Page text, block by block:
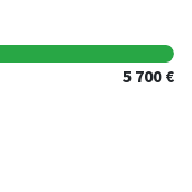
5 700 €